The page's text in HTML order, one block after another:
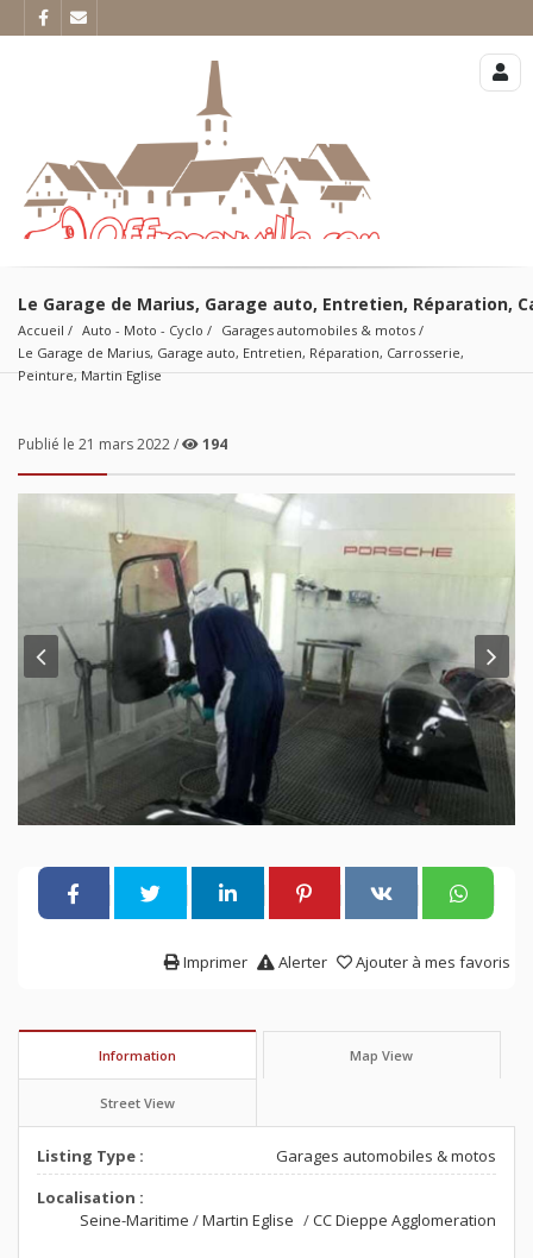
Le Garage de Marius, Garage auto, Entretien, Réparation,
Accueil Auto - Moto - Cyclo
Garages automobiles & motos
Le Garage de Marius, Garage auto, Entretien, Réparation, Carrosserie,
Peinture, Martin Eglise
Publié le 21 mars 2022 / 194
Ajouter à mes favoris
Alerter
Imprimer
Information Map View
Street View
Listing Type :
Garages automobiles & motos
Localisation :
Seine-Maritime /Martin Eglise /CC Dieppe Agglomeration